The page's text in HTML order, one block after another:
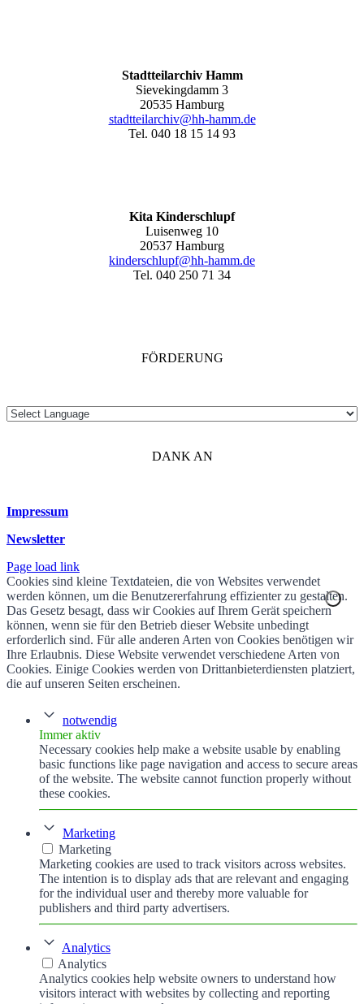
Stadtteilarchiv Hamm
Sievekingdamm 3
20535 Hamburg
stadtteilarchiv@hh-hamm.de
Tel. 040 18 15 14 93
Kita Kinderschlupf
Luisenweg 10
20537 Hamburg
kinderschlupf@hh-hamm.de
Tel. 040 250 71 34
FÖRDERUNG
DANK AN
Impressum
Newsletter
Page load link
Cookies sind kleine Textdateien, die von Websites verwendet
werden können, um die Benutzererfahrung effizienter zu gestalten.
Das Gesetz besagt, dass wir Cookies auf Ihrem Gerät speichern
können, wenn sie für den Betrieb dieser Website unbedingt
erforderlich sind. Für alle anderen Arten von Cookies benötigen wir
Ihre Erlaubnis. Diese Website verwendet verschiedene Arten von
Cookies. Einige Cookies werden von Drittanbieterdiensten platziert,
die auf unseren Seiten erscheinen.
notwendig
Immer aktiv
Necessary cookies help make a website usable by enabling
basic functions like page navigation and access to secure areas
of the website. The website cannot function properly without
these cookies.
Marketing
Marketing
Marketing cookies are used to track visitors across websites.
The intention is to display ads that are relevant and engaging
for the individual user and thereby more valuable for
publishers and third party advertisers.
Analytics
Analytics
Analytics cookies help website owners to understand how
visitors interact with websites by collecting and reporting